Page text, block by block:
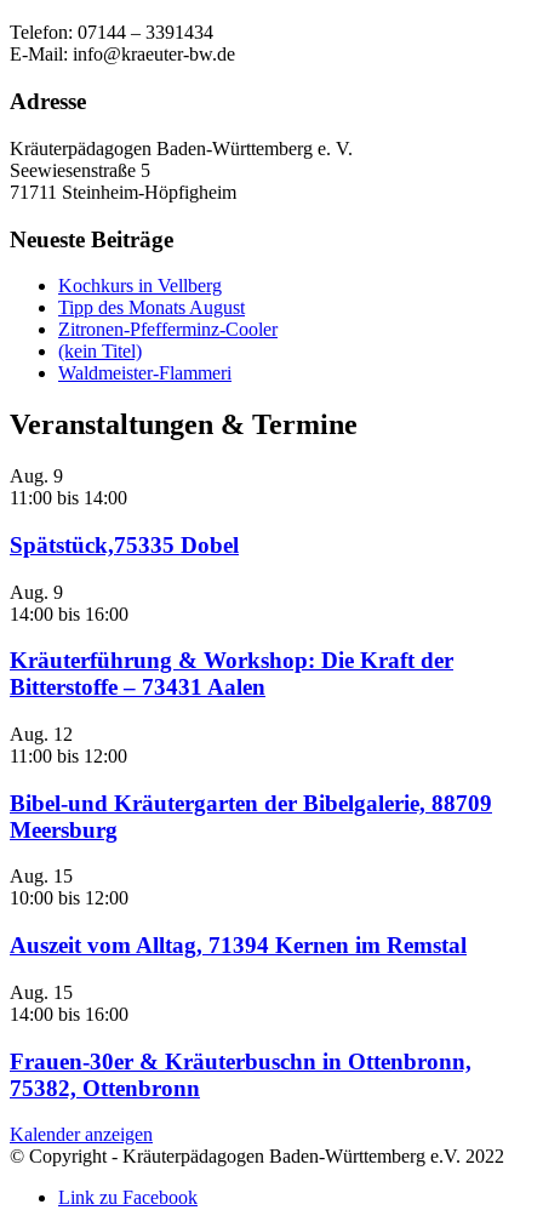
Telefon: 07144 – 3391434
E-Mail: info@kraeuter-bw.de
Adresse
Kräuterpädagogen Baden-Württemberg e. V.
Seewiesenstraße 5
71711 Steinheim-Höpfigheim
Neueste Beiträge
Kochkurs in Vellberg
Tipp des Monats August
Zitronen-Pfefferminz-Cooler
(kein Titel)
Waldmeister-Flammeri
Veranstaltungen & Termine
Aug. 9
11:00 bis 14:00
Spätstück,75335 Dobel
Aug. 9
14:00 bis 16:00
Kräuterführung & Workshop: Die Kraft der
Bitterstoffe – 73431 Aalen
Aug. 12
11:00 bis 12:00
Bibel-und Kräutergarten der Bibelgalerie, 88709
Meersburg
Aug. 15
10:00 bis 12:00
Auszeit vom Alltag, 71394 Kernen im Remstal
Aug. 15
14:00 bis 16:00
Frauen-30er & Kräuterbuschn in Ottenbronn,
75382, Ottenbronn
Kalender anzeigen
© Copyright - Kräuterpädagogen Baden-Württemberg e.V. 2022
Link zu Facebook